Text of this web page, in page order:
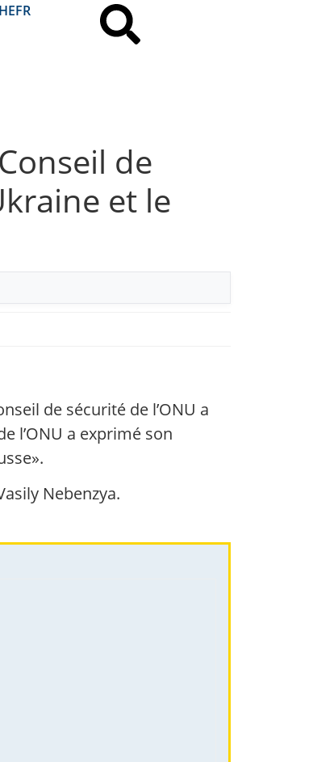
HEFR
de
et le
de sécurité de l’ONU a
l’ONU a exprimé son
Nebenzya.